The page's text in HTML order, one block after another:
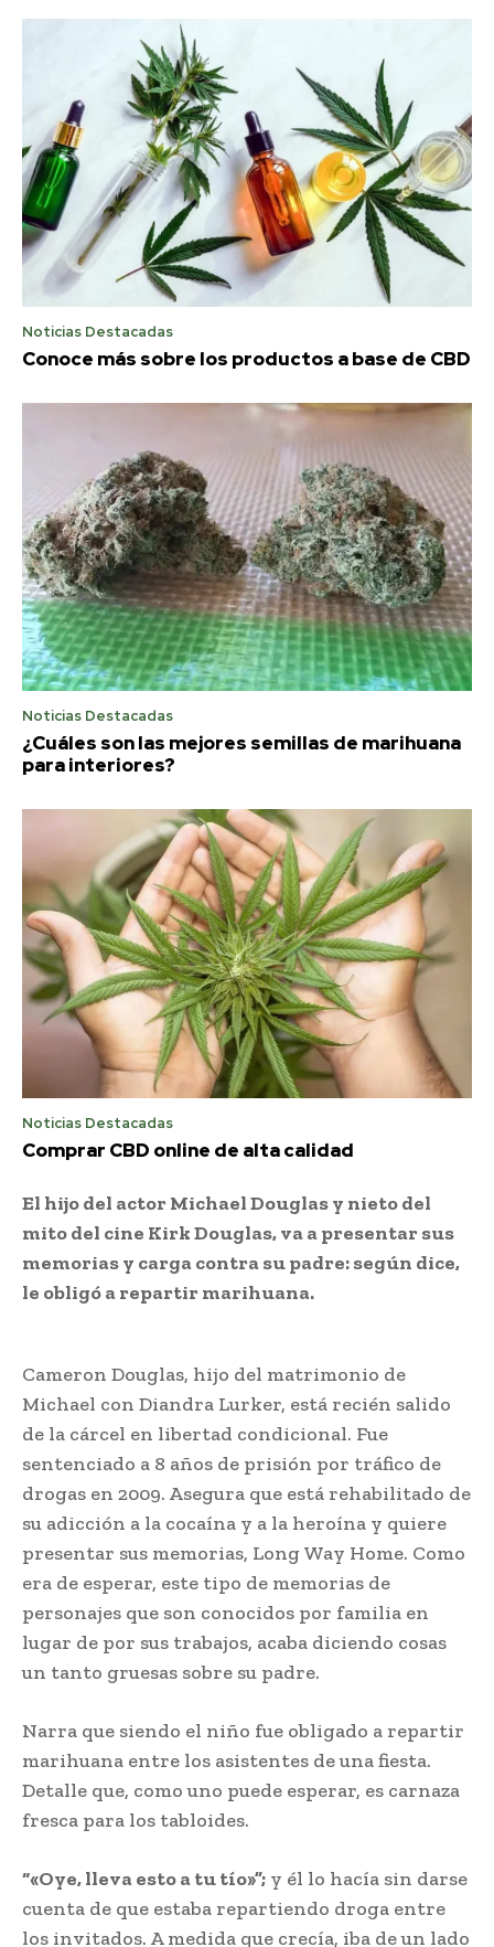
Noticias Destacadas
Conoce más sobre los productos a base de CBD
Noticias Destacadas
¿Cuáles son las mejores semillas de marihuana
para interiores?
Noticias Destacadas
Comprar CBD online de alta calidad
El hijo del actor Michael Douglas y nieto del
mito del cine Kirk Douglas, va a presentar sus
memorias y carga contra su padre: según dice,
le obligó a repartir marihuana.
Cameron Douglas, hijo del matrimonio de
Michael con Diandra Lurker, está recién salido
de la cárcel en libertad condicional. Fue
sentenciado a 8 años de prisión por tráfico de
drogas en 2009. Asegura que está rehabilitado de
su adicción a la cocaína y a la heroína y quiere
presentar sus memorias, Long Way Home. Como
era de esperar, este tipo de memorias de
personajes que son conocidos por familia en
lugar de por sus trabajos, acaba diciendo cosas
un tanto gruesas sobre su padre.
Narra que siendo el niño fue obligado a repartir
marihuana entre los asistentes de una fiesta.
Detalle que, como uno puede esperar, es carnaza
fresca para los tabloides.
“«Oye, lleva esto a tu tío»”; y él lo hacía sin darse
cuenta de que estaba repartiendo droga entre
los invitados. A medida que crecía, iba de un lado